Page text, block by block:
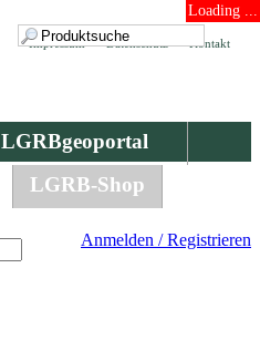
Loading ...
Kontakt
Datenschutz
Impressum
LGRBgeoportal
LGRB-Shop
Anmelden / Registrieren